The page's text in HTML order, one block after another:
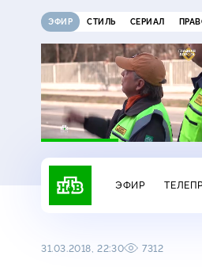
ЭФИР СТИЛЬ СЕРИАЛ
05:20
Пляж. Жаркий
сезон16+
ЭФИР
31.03.2018, 22:30 7312